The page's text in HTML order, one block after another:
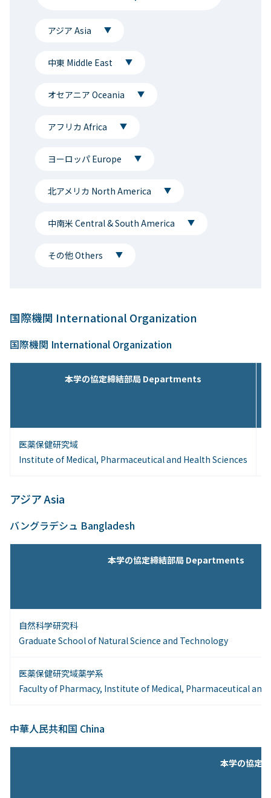
アジア Asia
中東 Middle East
オセアニア Oceania
アフリカ Africa
ヨーロッパ Europe
北アメリカ North America
中南米 Central & South America
その他 Others
国際機関 International Organization
国際機関 International Organization
本学の協定締結部局 Departments
医薬保健研究域
Institute of Medical, Pharmaceutical and Health Sciences
アジア Asia
バングラデシュ Bangladesh
本学の協定締結部局 Departments
自然科学研究科
Graduate School of Natural Science and Technology
医薬保健研究域薬学系
Faculty of Pharmacy, Institute of Medical, Pharmaceutical and
中華人民共和国 China
本学の協定